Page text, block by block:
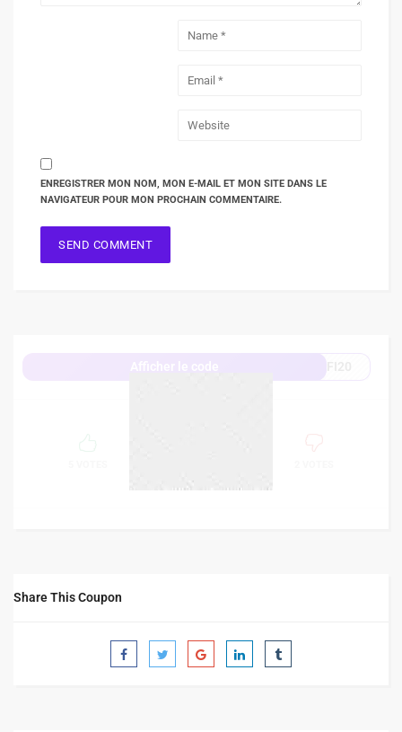
ENREGISTRER MON NOM, MON E-MAIL ET MON SITE DANS LE
NAVIGATEUR POUR MON PROCHAIN COMMENTAIRE.
Share This Coupon